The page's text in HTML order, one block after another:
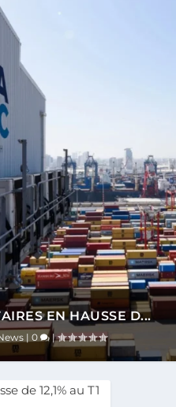
EN HAUSSE D...
|0 |